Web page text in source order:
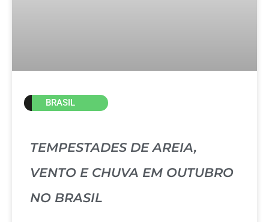
BRASIL
TEMPESTADES DE AREIA,
VENTO E CHUVA EM OUTUBRO
NO BRASIL